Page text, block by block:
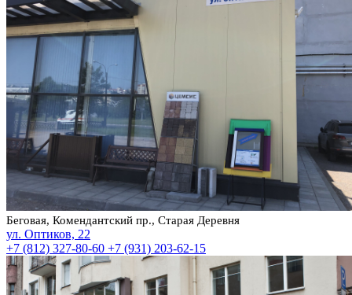
Беговая, Комендантский пр., Старая Деревня
ул. Оптиков, 22
+7 (812) 327-80-60 +7 (931) 203-62-15